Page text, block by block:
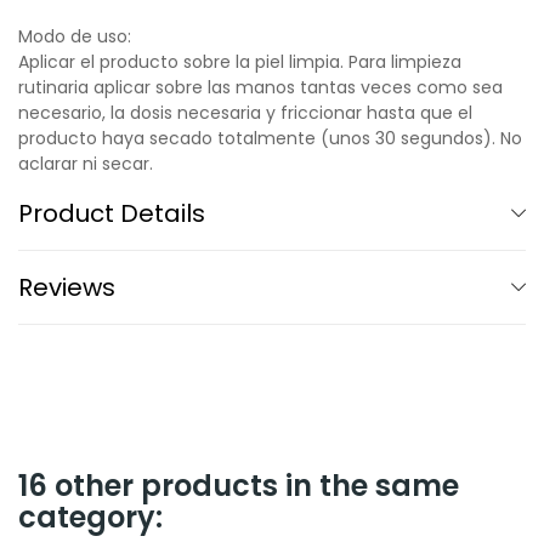
Modo de uso:
Aplicar el producto sobre la piel limpia. Para limpieza
rutinaria aplicar sobre las manos tantas veces como sea
necesario, la dosis necesaria y friccionar hasta que el
producto haya secado totalmente (unos 30 segundos). No
aclarar ni secar.
Product Details
Reviews
16 other products in the same
category: